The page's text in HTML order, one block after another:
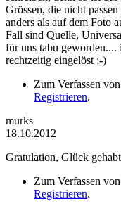
Grössen, die nicht
anders als auf dem Foto
Fall sind Quelle,
für uns tabu
rechtzeitig eingelöst ;-)
Zum Verfassen
Registrieren.
murks
18.10.2012
Gratulation, Glück
Zum Verfassen
Registrieren.